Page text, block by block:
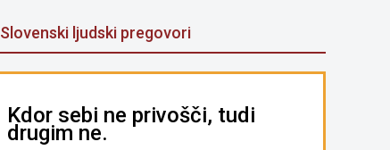
Slovenski ljudski pregovori
Kdor sebi ne privošči, tudi
drugim ne.